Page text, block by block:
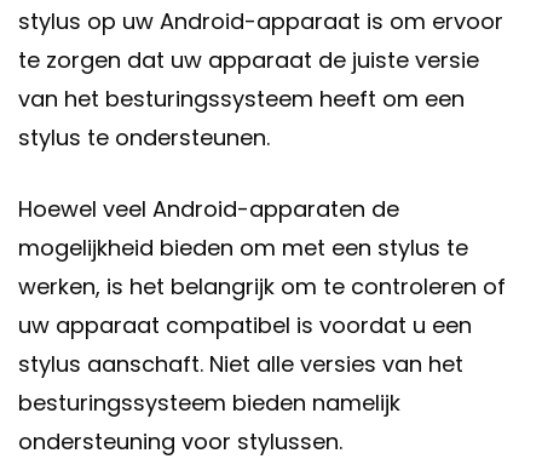
stylus op uw Android-apparaat is om ervoor
te zorgen dat uw apparaat de juiste versie
van het besturingssysteem heeft om een
stylus te ondersteunen.
Hoewel veel Android-apparaten de
mogelijkheid bieden om met een stylus te
werken, is het belangrijk om te controleren of
uw apparaat compatibel is voordat u een
stylus aanschaft. Niet alle versies van het
besturingssysteem bieden namelijk
ondersteuning voor stylussen.